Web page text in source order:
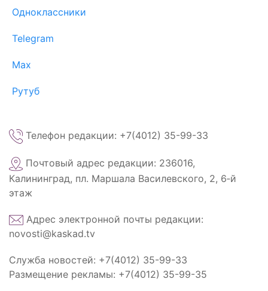
Одноклассники
Telegram
Max
Рутуб
Телефон редакции: +7(4012) 35-99-33
Почтовый адрес редакции: 236016,
Калининград, пл. Маршала Василевского, 2, 6‑й
этаж
Адрес электронной почты редакции:
novosti@kaskad.tv
Служба новостей: +7(4012) 35-99-33
Размещение рекламы: +7(4012) 35-99-35